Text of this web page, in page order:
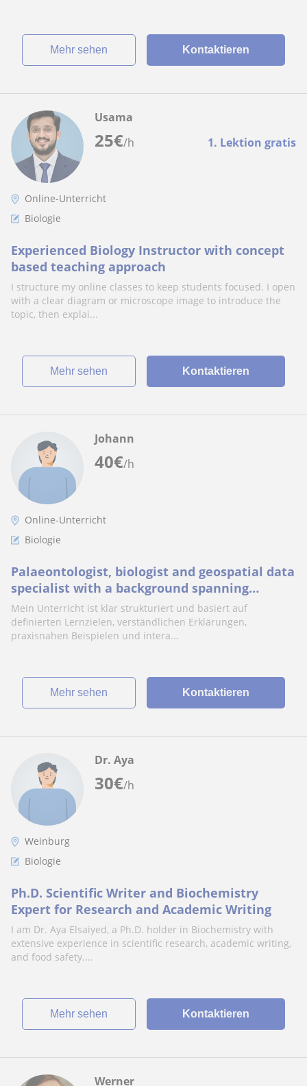
Mehr sehen Kontaktieren
25€/h 1. Lektion gratis
Usama
Online-Unterricht
Biologie
Experienced Biology Instructor with concept
based teaching approach
I structure my online classes to keep students focused. I open
with a clear diagram or microscope image to introduce the
topic, then explai...
Mehr sehen Kontaktieren
40€/h
Johann
Online-Unterricht
Biologie
Palaeontologist, biologist and geospatial data
specialist with a background spanning
research, teaching and science
communication.
Mein Unterricht ist klar strukturiert und basiert auf
definierten Lernzielen, verständlichen Erklärungen,
praxisnahen Beispielen und intera...
Mehr sehen Kontaktieren
30€/h
Dr. Aya
Weinburg
Biologie
Ph.D. Scientific Writer and Biochemistry
Expert for Research and Academic Writing
I am Dr. Aya Elsaiyed, a Ph.D. holder in Biochemistry with
extensive experience in scientific research, academic writing,
and food safety....
Mehr sehen Kontaktieren
Werner